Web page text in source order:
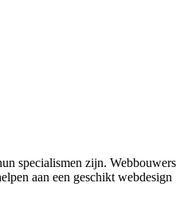
specialismen zijn. Webbouwers
aan een geschikt webdesign